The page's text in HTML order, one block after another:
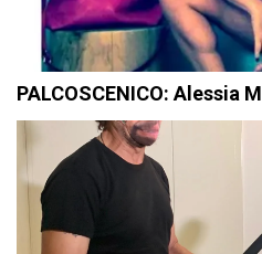
PALCOSCENICO: